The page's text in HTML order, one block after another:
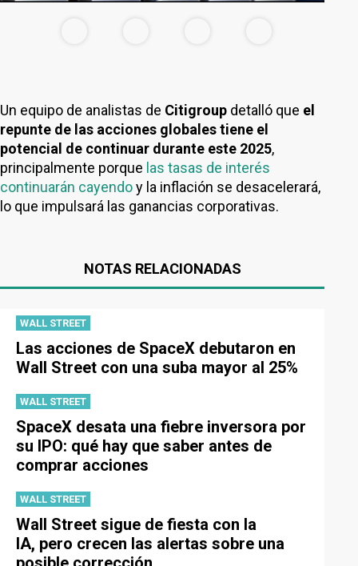
Un equipo de analistas de Citigroup detalló que el
repunte de las acciones globales tiene el
potencial de continuar durante este 2025,
principalmente porque las tasas de interés
continuarán cayendoy la inflación se desacelerará,
lo que impulsará las ganancias corporativas.
NOTAS RELACIONADAS
WALL STREET
Las acciones de SpaceX debutaron en
Wall Street con una suba mayor al 25%
WALL STREET
SpaceX desata una fiebre inversora por
su IPO: qué hay que saber antes de
comprar acciones
WALL STREET
Wall Street sigue de fiesta con la
IA, pero crecen las alertas sobre una